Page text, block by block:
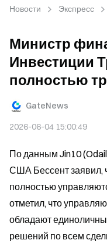
Новости Экспресс
Министр
Инвестиции
полностью
GateNews
2026-06-04 15:00:49
По данным Jin10
США Бессент заявил,
полностью
отметил, что
обладают
решений по всем